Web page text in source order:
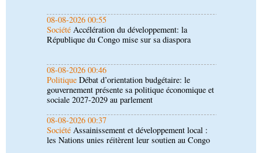
08-08-2026 00:46
PolitiqueDébat d’orientation budgétaire: le
gouvernement présente sa politique économique et
08-08-2026 00:37
SociétéAssainissement et développement local :
les Nations unies réitèrent leur soutien au Congo
07-08-2026 11:03
SportFootball, le week-end des Diables rouges et
des Congolais de la diaspora en Coupes d'Europe